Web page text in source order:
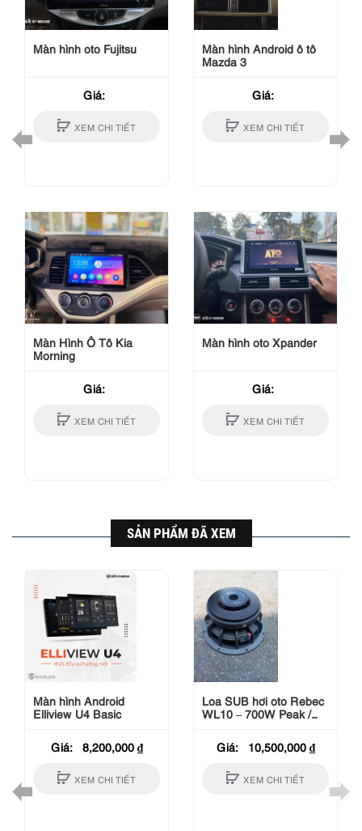
Màn hình oto Fujitsu
Giá:
XEM CHI TIẾT
Màn Hình Ô Tô Kia
Morning
Giá:
XEM CHI TIẾT
Màn hình Android ô tô
Mazda 3
Giá:
XEM CHI TIẾT
Màn hình oto Xpander
Giá:
XEM CHI TIẾT
SẢN PHẨM ĐÃ XEM
Màn hình Android
Elliview U4 Basic
Giá: 8,200,000 ₫
XEM CHI TIẾT
Loa SUB hơi oto Rebec
WL10 – 700W Peak /
Giá:
10,500,000 ₫
XEM CHI TIẾT